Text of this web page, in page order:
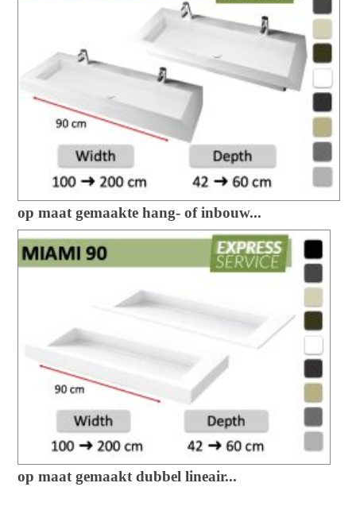
op maat gemaakte hang- of inbouw...
op maat gemaakt dubbel lineair...